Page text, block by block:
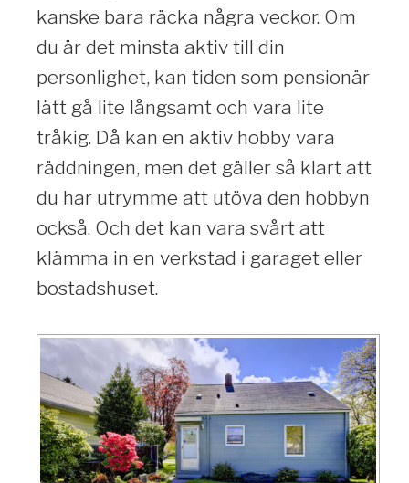
kanske bara räcka några veckor. Om
du är det minsta aktiv till din
personlighet, kan tiden som pensionär
lätt gå lite långsamt och vara lite
tråkig. Då kan en aktiv hobby vara
räddningen, men det gäller så klart att
du har utrymme att utöva den hobbyn
också. Och det kan vara svårt att
klämma in en verkstad i garaget eller
bostadshuset.